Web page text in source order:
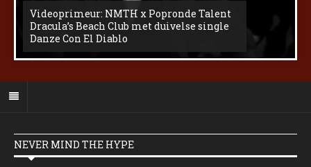
Videoprimeur: NMTH x Popronde Talent
Dracula’s Beach Club met duivelse single
Danze Con El Diablo
NEVER MIND THE HYPE